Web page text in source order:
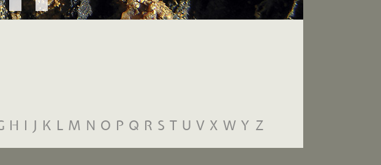
H I J K L M N O P Q R S T U V X W Y Z